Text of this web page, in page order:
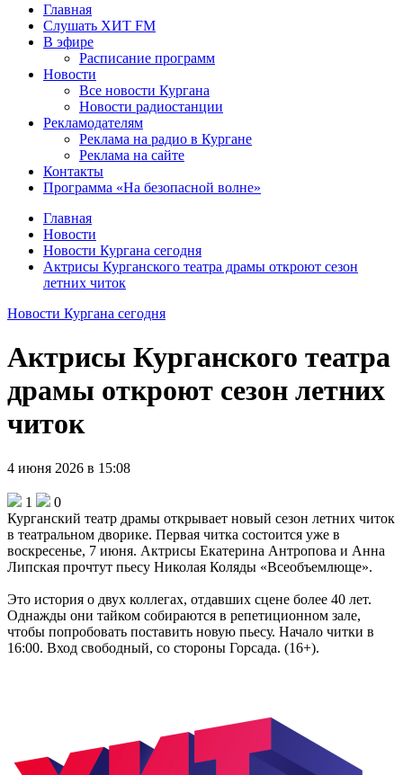
Главная
Слушать ХИТ FM
В эфире
Расписание программ
Новости
Все новости Кургана
Новости радиостанции
Рекламодателям
Реклама на радио в Кургане
Реклама на сайте
Контакты
Программа «На безопасной волне»
Главная
Новости
Новости Кургана сегодня
Актрисы Курганского театра драмы откроют сезон
летних читок
Новости Кургана сегодня
Актрисы Курганского театра
драмы откроют сезон летних
читок
4 июня 2026 в 15:08
1
0
Курганский театр драмы открывает новый сезон летних читок
в театральном дворике. Первая читка состоится уже в
воскресенье, 7 июня. Актрисы Екатерина Антропова и Анна
Липская прочтут пьесу Николая Коляды «Всеобъемлюще».
Это история о двух коллегах, отдавших сцене более 40 лет.
Однажды они тайком собираются в репетиционном зале,
чтобы попробовать поставить новую пьесу. Начало читки в
16:00. Вход свободный, со стороны Горсада. (16+).